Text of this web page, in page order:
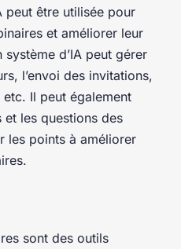
peut être utilisée pour
et améliorer leur
d’IA peut gérer
l’envoi des invitations,
Il peut également
et les questions des
les points à améliorer
sont des outils